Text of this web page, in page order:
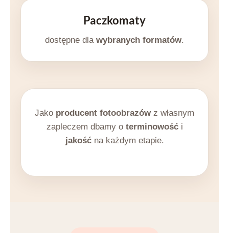
Paczkomaty
dostępne dla wybranych formatów.
Jako producent fotoobrazów z własnym
zapleczem dbamy o terminowośći
jakośćna każdym etapie.